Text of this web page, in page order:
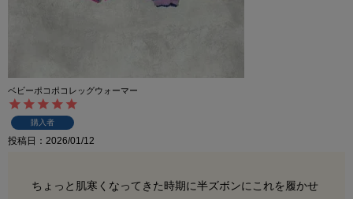
ベビーポコポコレッグウォーマー
購入者
投稿日 2026/01/12
ちょっと肌寒くなってきた時期に半ズボンにこれを履かせ